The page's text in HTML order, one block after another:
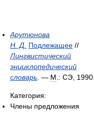
Арутюнова
Н. Д. Подлежащее //
Лингвистический
энциклопедический
словарь . — М .: СЭ,
Категория:
Члены предложения